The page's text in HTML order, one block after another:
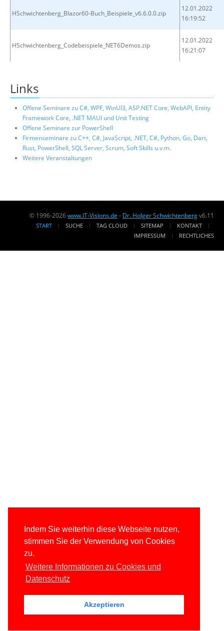
Indem Sie weiterhin diese Webseite nutzen,
stimmen Sie der Verwendung von Cookies
zu.
Weitere Informationen zu Cookies und
Datenschutz
Akzeptieren
HSchwichtenberg_Blazor60-Buch_Beispiele_v6.6.0.0.zip
12.01.2022
16:19:52
HSchwichtenberg_Codebeispiele_NET6Demos.zip
12.01.2022
16:21:07
Links
Offene Seminare zu C#, WPF, WinUI3, ASP.NET Core, WebAPI, Entity
Framework Core, .NET MAUI und Unit Testing
Offene Seminare zur PowerShell
Firmenseminare zu C++, C#, JavaScript, .NET, C#, Python, Go, Dart,
Rust, PowerShell, SQL Server, Scrum, Soft Skills u.v.m.
Weitere Veranstaltungen
© 1996-2026www.IT-Visions.de - Dr. Holger Schwichtenbergv6.11
START SUCHE TAG CLOUD SITEMAP
KONTAKT
IMPRESSUM
RECHTLICHES